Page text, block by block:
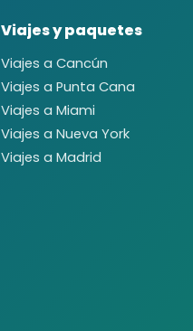
Viajes y paquetes
Viajes a Cancún
Viajes a Punta Cana
Viajes a Miami
Viajes a Nueva York
Viajes a Madrid